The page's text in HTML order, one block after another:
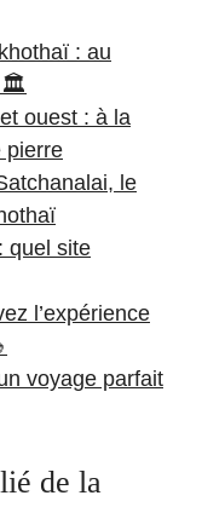
: au
🏛️
ouest : à la
pierre
le
quel site
l’expérience
voyage parfait
de la